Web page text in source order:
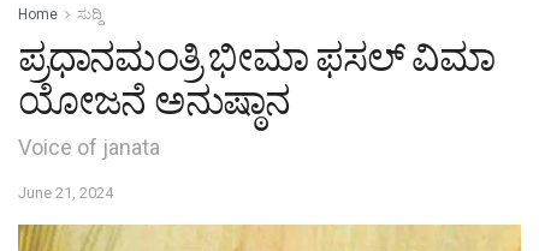
Home ಸುದ್ದಿ
ಪ್ರಧಾನಮಂತ್ರಿ ಭೀಮಾ ಫಸಲ್ ವಿಮಾ
ಯೋಜನೆ ಅನುಷ್ಠಾನ
Voice of janata
June 21, 2024